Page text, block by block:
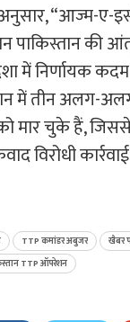
“आज्म-ए-
की
में निर्णायक
में तीन अलग-
मार चुके हैं, जिससे
विरोधी
TTP कमांडर अबुजर
खैबर
TTP ऑपरेशन